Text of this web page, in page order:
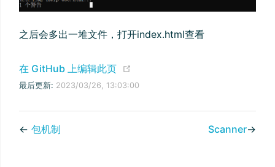
之后会多出一堆文件，打开index.html查看
在 GitHub 上编辑此页
最后更新: 2023/03/26, 13:03:00
← 包机制 Scanner→